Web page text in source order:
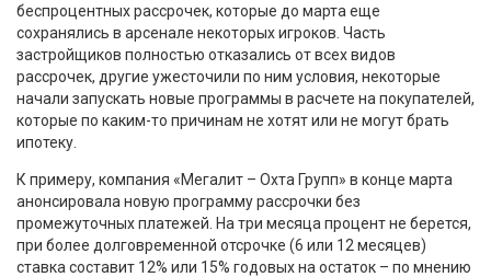
беспроцентных рассрочек, которые до марта еще
сохранялись в арсенале некоторых игроков. Часть
застройщиков полностью отказались от всех видов
рассрочек, другие ужесточили по ним условия, некоторые
начали запускать новые программы в расчете на покупателей,
которые по каким-то причинам не хотят или не могут брать
ипотеку.
К примеру, компания «Мегалит – Охта Групп» в конце марта
анонсировала новую программу рассрочки без
промежуточных платежей. На три месяца процент не берется,
при более долговременной отсрочке (6 или 12 месяцев)
ставка составит 12% или 15% годовых на остаток – по мнению